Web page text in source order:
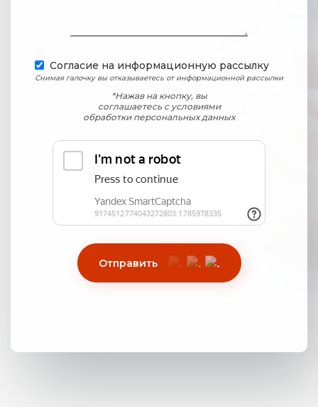
Согласие на информационную рассылку
Снимая галочку вы отказываетесь от информационной рассылки
*Нажав на кнопку, вы
соглашаетесь с условиями
обработки персональных данных
Отправить